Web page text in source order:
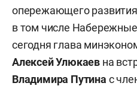
опережающего
в том числе
сегодня глава
Алексей Улюкаев на
Владимира Путина с